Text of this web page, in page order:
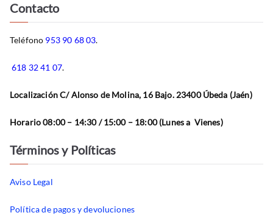
Contacto
Teléfono 953 90 68 03.
618 32 41 07.
Localización C/ Alonso de Molina, 16 Bajo. 23400 Úbeda (Jaén)
Horario 08:00 – 14:30 / 15:00 – 18:00 (Lunes a Vienes)
Términos y Políticas
Aviso Legal
Política de pagos y devoluciones